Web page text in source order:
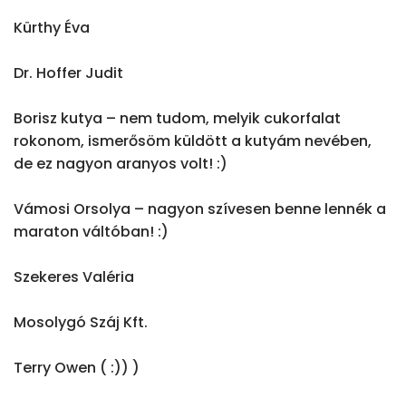
Kürthy Éva
Dr. Hoffer Judit
Borisz kutya – nem tudom, melyik cukorfalat
rokonom, ismerősöm küldött a kutyám nevében,
de ez nagyon aranyos volt! :)
Vámosi Orsolya – nagyon szívesen benne lennék a
maraton váltóban! :)
Szekeres Valéria
Mosolygó Száj Kft.
Terry Owen ( :)) )